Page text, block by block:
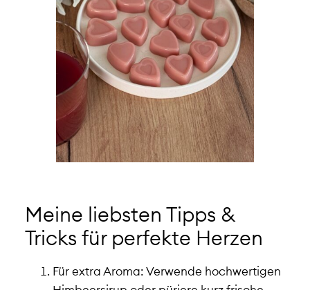
Meine liebsten Tipps &
Tricks für perfekte Herzen
Für extra Aroma: Verwende hochwertigen